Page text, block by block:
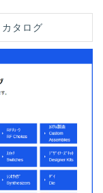
タログ